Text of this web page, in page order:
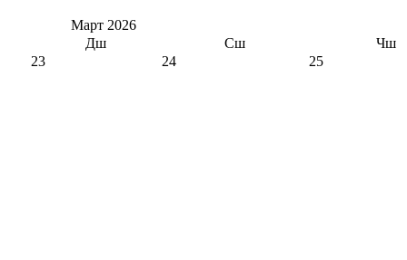
Март 2026
Дш
Сш
Чш
23
24 25